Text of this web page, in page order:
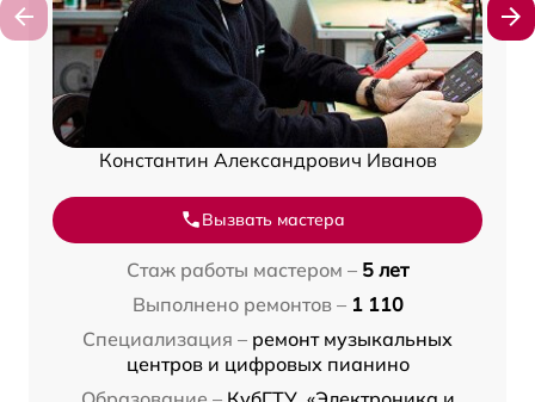
Константин Александрович Иванов
Вызвать мастера
Стаж работы мастером – 5 лет
Выполнено ремонтов – 1 110
Специализация – ремонт музыкальных
центров и цифровых пианино